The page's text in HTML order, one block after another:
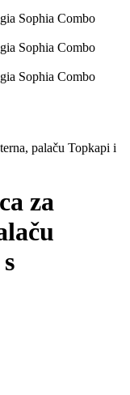
palaču Topkapi i
za